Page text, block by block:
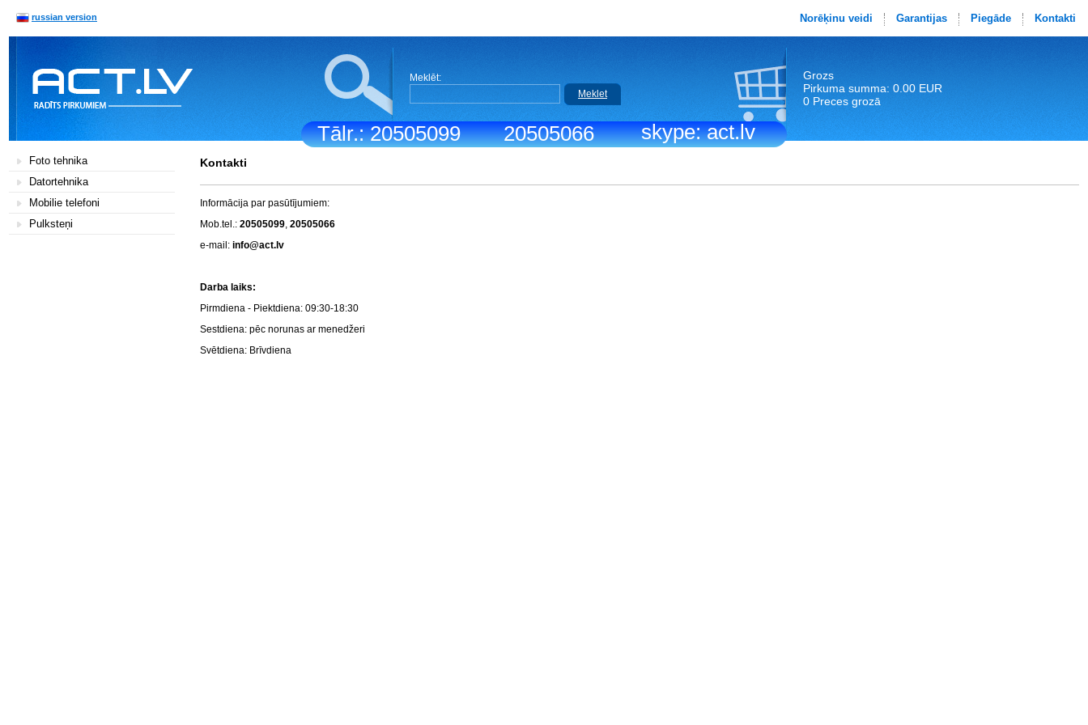
Tālr.: 20505099 20505066 skype: act.lv
russian version Norēķinu veidi Garantijas Piegāde Kontakti
Meklēt:
Meklet
Grozs
Pirkuma summa: 0.00 EUR
0 Preces grozā
Foto tehnika
Datortehnika
Mobilie telefoni
Pulksteņi
Kontakti
Informācija par pasūtījumiem:
Mob.tel.: 20505099, 20505066
e-mail: info@act.lv
Darba laiks:
Pirmdiena - Piektdiena: 09:30-18:30
Sestdiena: pēc norunas ar menedžeri
Svētdiena: Brīvdiena